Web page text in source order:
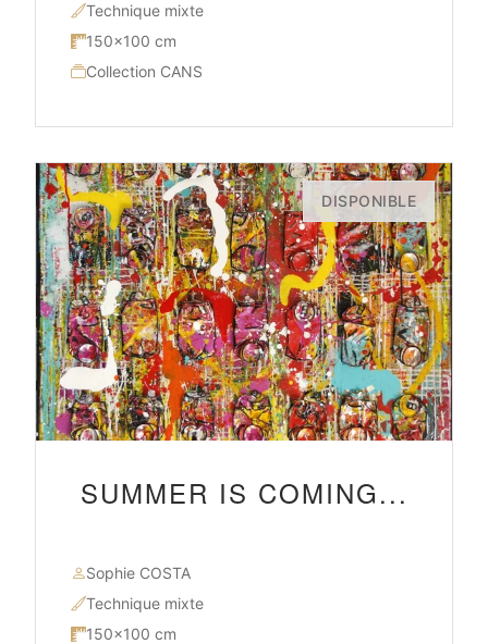
Technique mixte
150×100 cm
Collection CANS
DISPONIBLE
SUMMER IS COMING...
Sophie COSTA
Technique mixte
150×100 cm